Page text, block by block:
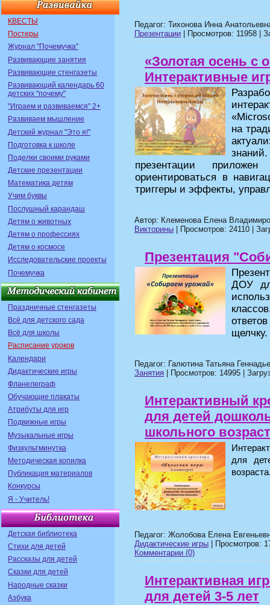
КВЕСТЫ
Постеры
Журнал "Почемучка"
Развивающие занятия
Развивающие стенгазеты
Развивающий календарь 60
детских "почему"
"Играем и развиваемся" 2+
Развиваем мышление
Детский журнал "Это я!"
Подготовка к школе
Поделки своими руками
Детские презентации
Математика детям
Учим буквы
Послушный карандаш
Детям о животных
Детям о профессиях
Детям о космосе
Исследовательские проекты
Почемучка
Праздничные стенгазеты
Всё для детского сада
Всё для школы
Расписание уроков
Календари
Дидактические игры
Фланелеграф
Обучающие плакаты
Атрибуты для игр
Подвижные игры
Музыкальные игры
Физкультминутка
Методическая копилка
Публикация материалов
Конкурсы
Я - Учитель!
Детская библиотека
Стихи для детей
Рассказы для детей
Сказки для детей
Народные сказки
Азбука
Педагог: Тихонова Инна
Презентации | Просмотров: 11958 |
«Золотая осень с
Интерактивные
на
презентации
ориентироваться в
триггеры и эффекты,
Автор: Клеменова Елена
Викторины | Просмотров: 24110 |
Презентация
ДОУ
Педагог: Галютина Татьяна
Занятия | Просмотров: 14995 |
Интерактивный
для детей
школьного
для
Педагог: Жолобова Елена
Дидактические игры | Просмотров:
Комментарии (0)
Интерактивная
для детей 3-5 лет